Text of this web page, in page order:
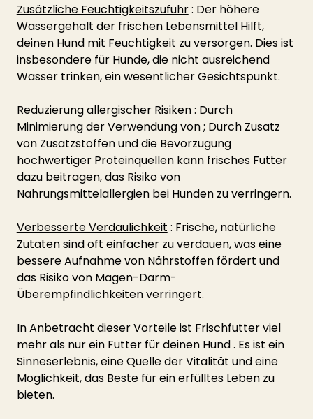
Zusätzliche Feuchtigkeitszufuhr : Der höhere
Wassergehalt der frischen Lebensmittel Hilft,
deinen Hund mit Feuchtigkeit zu versorgen. Dies ist
insbesondere für Hunde, die nicht ausreichend
Wasser trinken, ein wesentlicher Gesichtspunkt.
Reduzierung allergischer Risiken : Durch
Minimierung der Verwendung von ; Durch Zusatz
von Zusatzstoffen und die Bevorzugung
hochwertiger Proteinquellen kann frisches Futter
dazu beitragen, das Risiko von
Nahrungsmittelallergien bei Hunden zu verringern.
Verbesserte Verdaulichkeit : Frische, natürliche
Zutaten sind oft einfacher zu verdauen, was eine
bessere Aufnahme von Nährstoffen fördert und
das Risiko von Magen-Darm-
Überempfindlichkeiten verringert.
In Anbetracht dieser Vorteile ist Frischfutter viel
mehr als nur ein Futter für deinen Hund . Es ist ein
Sinneserlebnis, eine Quelle der Vitalität und eine
Möglichkeit, das Beste für ein erfülltes Leben zu
bieten.